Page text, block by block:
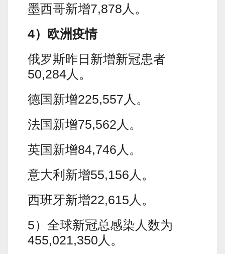
墨西哥新增7,878人。
4）欧洲疫情
俄罗斯昨日新增新冠患者
50,284人。
德国新增225,557人。
法国新增75,562人。
英国新增84,746人。
意大利新增55,156人。
西班牙新增22,615人。
5）全球新冠总感染人数为
455,021,350人。